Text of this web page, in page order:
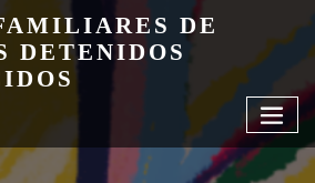
DE
DETENIDOS